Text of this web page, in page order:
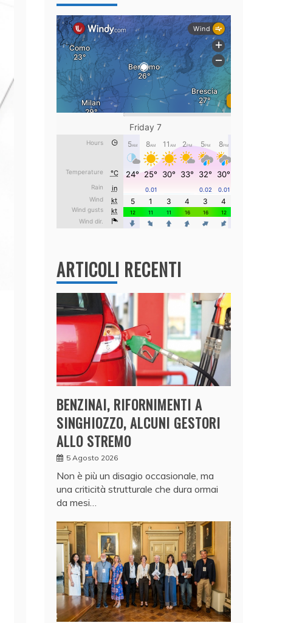
ARTICOLI RECENTI
BENZINAI, RIFORNIMENTI A
SINGHIOZZO, ALCUNI GESTORI
ALLO STREMO
5 Agosto 2026
Non è più un disagio occasionale, ma
una criticità strutturale che dura ormai
da mesi…